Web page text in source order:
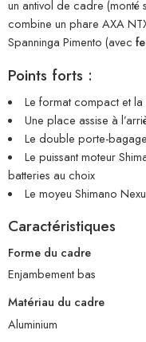
un antivol de cadre (monté
combine un phare AXA
Spanninga Pimento (avec
Points forts :
Le format compact et
Une place assise à
Le double porte-
Le puissant moteur
batteries au choix
Le moyeu Shimano
Caractéristiques
Forme du cadre
Enjambement bas
Matériau du cadre
Aluminium